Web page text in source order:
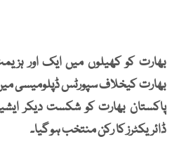
بھارت کو کھیلوں میں ایک اور
بھارت کیخلاف سپورٹس ڈپلومیسی
پاکستان بھارت کو شکست دیکر
ڈائریکٹرز کا رکن منتخب ہو گیا۔